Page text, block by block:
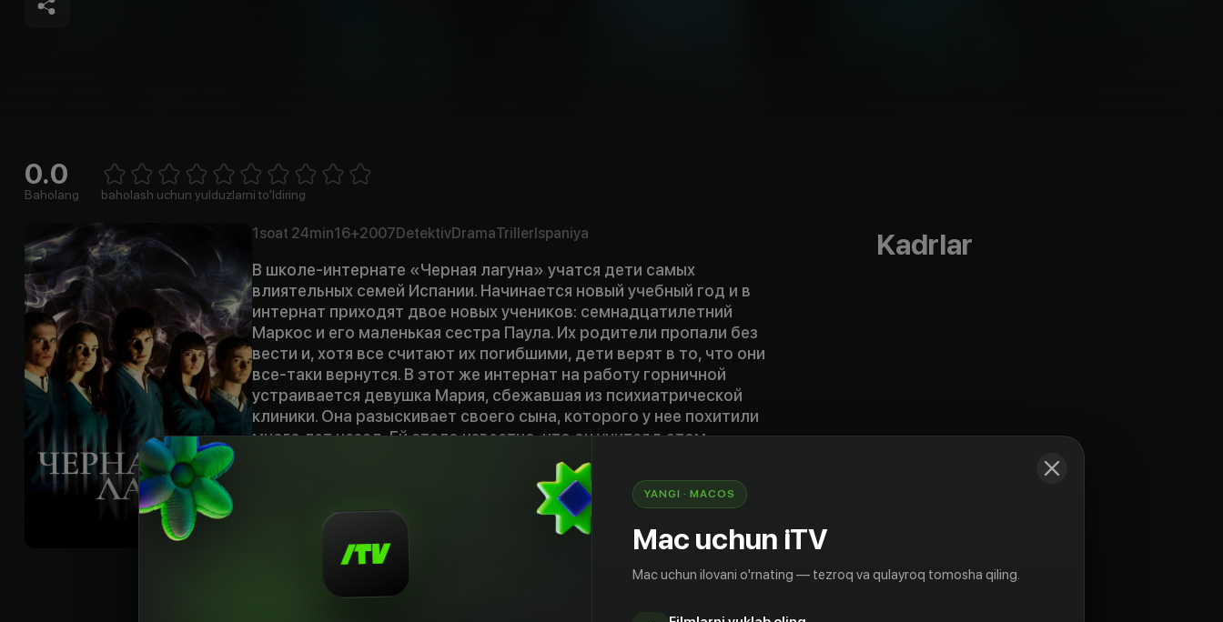
0.0
Baholang 1 Star2 Stars3 Stars4 Stars5 Stars6 Stars7 Stars8 Stars
baholash uchun yulduzlarni to'ldiring
1soat 24min16+2007DetektivDramaTrillerIspaniya
В школе-интернате «Черная лагуна» учатся дети самых
влиятельных семей Испании. Начинается новый учебный год и в
интернат приходят двое новых учеников: семнадцатилетний
Маркос и его маленькая сестра Паула. Их родители пропали без
вести и, хотя все считают их погибшими, дети верят в то, что они
все-таки вернутся. В этот же интернат на работу горничной
устраивается девушка Мария, сбежавшая из психиатрической
клиники. Она разыскивает своего сына, которого у нее похитили
много лет назад. Ей стало известно, что он учится в этом
интернате. Лес, в котором расположена школа-интернат, таит в
себе немало загадок: таинственным образом оттуда исчезают
люди, лес населен мифическими животными, а ночью там
происходят и вовсе немыслимые вещи…
rus, spa
Kadrlar
YANGI · MACOS
Mac uchun iTV
Mac uchun ilovani o'rnating — tezroq va qulayroq tomosha qiling.